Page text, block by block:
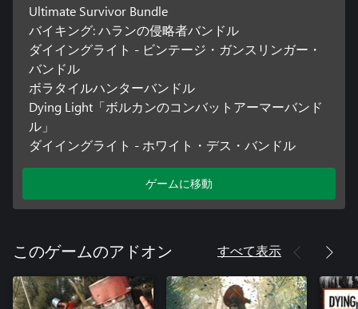
Ultimate Survivor Bundle
バイキング: ハランの侵略者バンドル
ダイイングライト - ビンテージ・ガンスリンガー・
バンドル
ボラタイルハンターバンドル
Dying Light「ボルカンのコンバットアーマーバンド
ル」
ダイイングライト - ホワイト・デス・バンドル
ゲームに移動
このゲームのアドオン すべて表示